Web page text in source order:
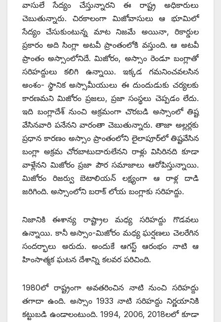
వాసులే సేద్యం చేస్తున్నారని ఈ రాష్ట్ర అధికారులు
చెబుతున్నారు. చిరకాలంగా మిజోవాసులు ఆ భూమిలో
సేద్యం చేసుకుంటున్న మాట నిజమే అయినా, రికార్డుల
ప్రకారం అది సింగ్లా అటవీ ప్రాంతంలోకి వస్తుంది. ఆ అటవీ
ప్రాంతం అస్సాంలోనిదే. మిజోరం, అస్సాం రెండూ బంగ్లాతో
సరిహద్దులు కలిగి ఉన్నాయి. ఇక్కడ గమనించవలసిన
అంశం- స్థానిక అస్సామీయులు ఈ దుందుడుకు చర్యలకు
కారణమని మిజోరం ప్రజలు, ప్రజా సంస్థలు చెప్పడం లేదు.
ఇది బంగ్లాదేశ్‌ ‌నుంచి అక్రమంగా చొరబడి అస్సాంలో తిష్ట
వేసినవారి పనేనని వారంతా చెబుతున్నారు. తాజా అల్లర్లకు
ప్రధాన కారణం అస్సాం ప్రాంతంలోని లైలాపూర్‌లో తిష్టవేసిన
బంగ్లా అక్రమ చోరబాటుదారులేనని రాళ్లు విసిరినది కూడా
వాళ్లేనని మిజోరం ప్రజా పౌర సమాజాలు ఆరోపిస్తున్నాయి.
మిజోరం రిజర్వు బెటాలియన్‌ ‌లక్ష్యంగా ఆ రాళ్ల దాడి
జరిగింది. అస్సాంలోని బరాక్‌ ‌లోయ బంగ్లాకు సరిహద్దు.
నిజానికి ఈశాన్య రాష్ట్రాల మధ్య సరిహద్దు గొడవలు
ఉన్నాయి. కానీ అస్సాం-మిజోరం మధ్య ఘర్షణలు చెలరేగిన
సందర్భాలు అరుదు. అందుకే ఆగస్ట్ ఆరంభం నాటి ఆ
హింసాత్మక ఘటన దేశాన్ని కలవర పరిచింది.
1980లో రాష్ట్రంగా అవతరించిన నాటి నుంచి సరిహద్దు
తగాదా ఉంది. అస్సాం 1933 నాటి సరిహద్దు నిర్ణయానికి
కట్టుబడి ఉండాలంటుంది. 1994, 2006, 2018లలో కూడా